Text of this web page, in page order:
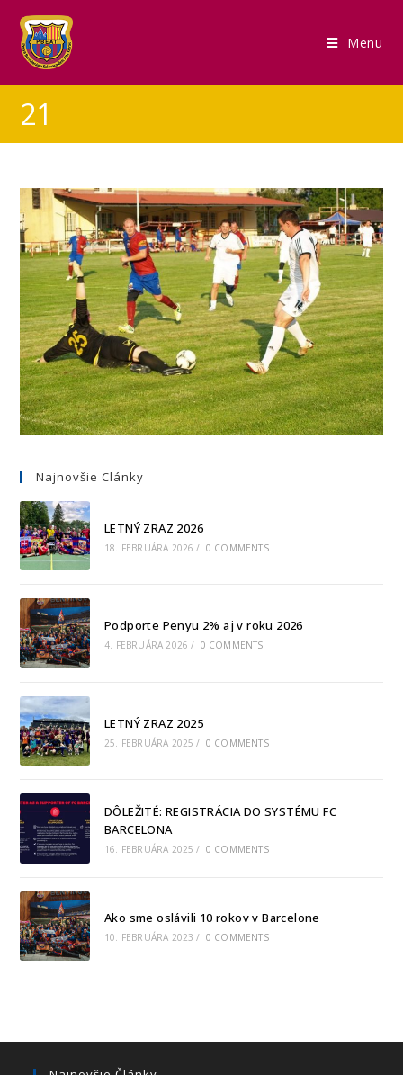
Menu
21
Najnovšie Clánky
LETNÝ ZRAZ 2026
18. FEBRUÁRA 2026 / 0 COMMENTS
Podporte Penyu 2% aj v roku 2026
4. FEBRUÁRA 2026 / 0 COMMENTS
LETNÝ ZRAZ 2025
25. FEBRUÁRA 2025 / 0 COMMENTS
DÔLEŽITÉ: REGISTRÁCIA DO SYSTÉMU FC
BARCELONA
16. FEBRUÁRA 2025 / 0 COMMENTS
Ako sme oslávili 10 rokov v Barcelone
10. FEBRUÁRA 2023 / 0 COMMENTS